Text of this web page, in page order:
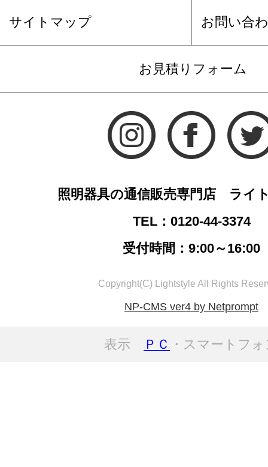
サイトマップ お問い合
お見積りフォーム
照明器具の通信販売専門店 ライ
TEL：0120-44-3374
受付時間：9:00～16:00
Copyright(C) Lightstyle All Rights
NP-CMS ver4 by Netprompt
表示 ＰＣ ・スマートフ